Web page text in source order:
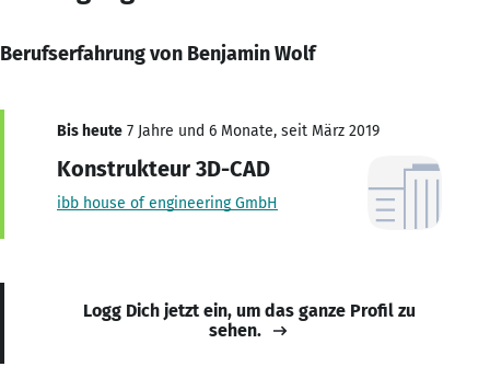
Berufserfahrung von Benjamin Wolf
Bis heute 7 Jahre und 6 Monate, seit März 2019
Konstrukteur 3D-CAD
ibb house of engineering GmbH
Logg Dich jetzt ein, um das ganze Profil zu
sehen.